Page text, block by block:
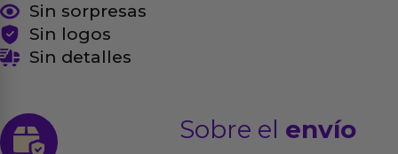
Sin sorpresas
Sin logos
Sin detalles
Sobre el envío